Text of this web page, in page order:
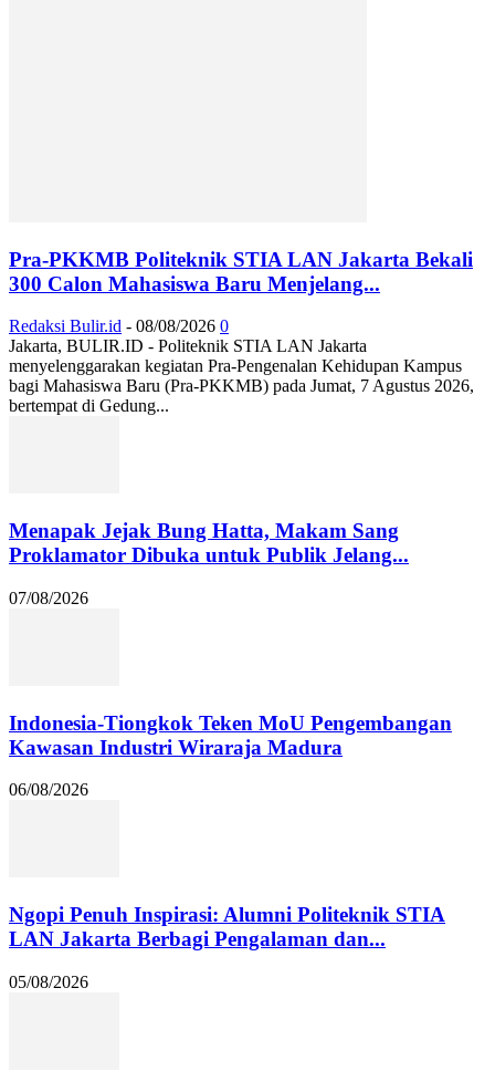
Pra-PKKMB Politeknik STIA LAN Jakarta Bekali
300 Calon Mahasiswa Baru Menjelang...
Redaksi Bulir.id - 08/08/2026 0
Jakarta, BULIR.ID - Politeknik STIA LAN Jakarta
menyelenggarakan kegiatan Pra-Pengenalan Kehidupan Kampus
bagi Mahasiswa Baru (Pra-PKKMB) pada Jumat, 7 Agustus 2026,
bertempat di Gedung...
Menapak Jejak Bung Hatta, Makam Sang
Proklamator Dibuka untuk Publik Jelang...
07/08/2026
Indonesia-Tiongkok Teken MoU Pengembangan
Kawasan Industri Wiraraja Madura
06/08/2026
Ngopi Penuh Inspirasi: Alumni Politeknik STIA
LAN Jakarta Berbagi Pengalaman dan...
05/08/2026